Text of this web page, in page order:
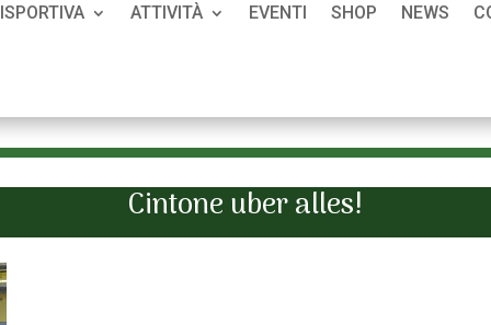
ATTIVITÀ EVENTI SHOP NEWS
Cintone uber alles!